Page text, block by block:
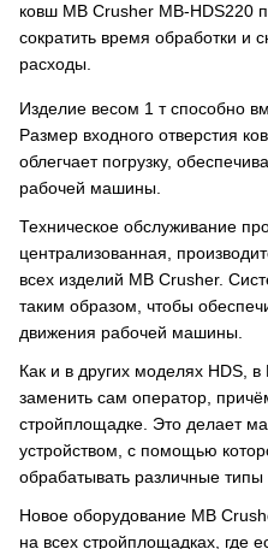
ковш MB Crusher MB-HDS220
сократить время обработки и
расходы.
Изделие весом 1 т способно
Размер входного отверстия
облегчает погрузку,
рабочей машины.
Техническое обслуживание
централизованная,
всех изделий MB Crusher.
таким образом, чтобы
движения рабочей машины.
Как и в других моделях HDS,
заменить сам оператор,
стройплощадке. Это делает
устройством, с помощью
обрабатывать различные типы
Новое оборудование MB
на всех стройплощадках, где